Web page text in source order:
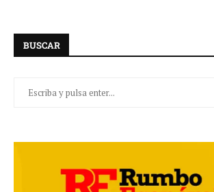
BUSCAR